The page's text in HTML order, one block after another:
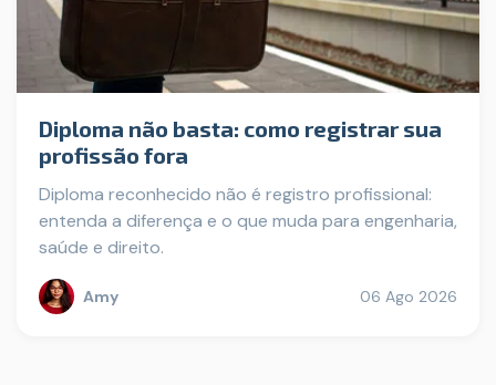
Diploma não basta: como registrar sua
profissão fora
Diploma reconhecido não é registro profissional:
entenda a diferença e o que muda para engenharia,
saúde e direito.
Amy 06 Ago 2026